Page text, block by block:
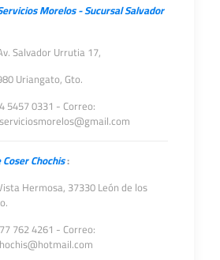
Morelos - Sucursal Salvador
Salvador Urrutia 17,
Uriangato, Gto.
5457 0331 - Correo:
Chochis:
Hermosa, 37330 León de los
762 4261 - Correo: